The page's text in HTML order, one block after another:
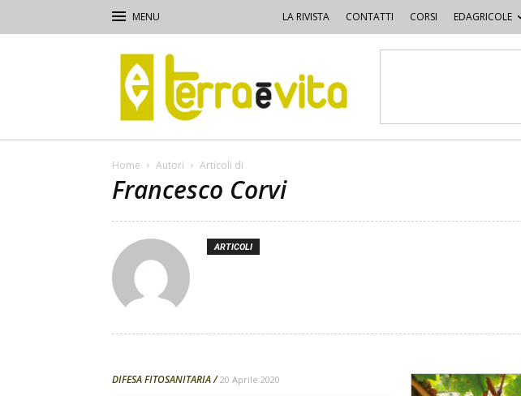
LA RIVISTA CONTATTI CORSI EDAGRICOLE
Terra
e
Vita
Home Autori Articoli di
Francesco Corvi
ARTICOLI
DIFESA FITOSANITARIA 20 Aprile 2020